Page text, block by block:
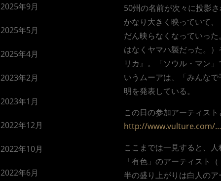
50州の名前が次々に投影
かなり大きく映っていて
だん映らなくなっていっ
はなくヤマハ製だった。
リカ』。「ソウル・マン
いうムーアは、「みんな
明を発表している。
この日の参加アーティス
http://www.vulture.com/
ここまでは一見すると、
「有色」のアーティスト
半の盛り上がりは白人の
2025年9月
2025年5月
2025年4月
2023年2月
2023年1月
2022年12月
2022年10月
2022年6月